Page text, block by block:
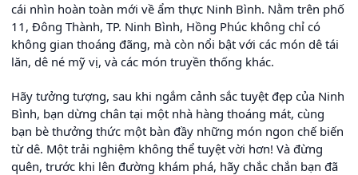
cái nhìn hoàn toàn mới về ẩm thực Ninh Bình. Nằm trên phố
11, Đông Thành, TP. Ninh Bình, Hồng Phúc không chỉ có
không gian thoáng đãng, mà còn nổi bật với các món dê tái
lăn, dê né mỹ vị, và các món truyền thống khác.
Hãy tưởng tượng, sau khi ngắm cảnh sắc tuyệt đẹp của Ninh
Bình, bạn dừng chân tại một nhà hàng thoáng mát, cùng
bạn bè thưởng thức một bàn đầy những món ngon chế biến
từ dê. Một trải nghiệm không thể tuyệt vời hơn! Và đừng
quên, trước khi lên đường khám phá, hãy chắc chắn bạn đã